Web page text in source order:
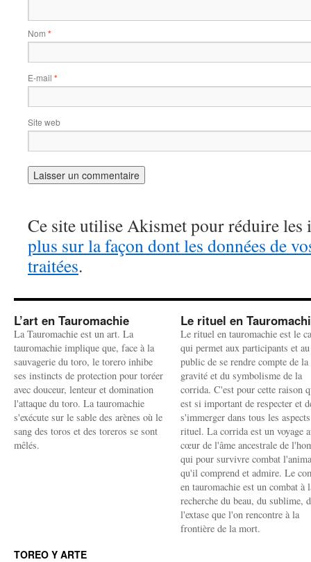
Nom *
E-mail *
Site web
Ce site utilise Akismet pour réduire les
plus sur la façon dont les données de
traitées.
L’art en Tauromachie
La Tauromachie est un art. La
tauromachie implique que, face à la
sauvagerie du toro, le torero inhibe
ses instincts de protection pour toréer
avec douceur, lenteur et domination
l'attaque du toro. La tauromachie
s'exécute sur le sable des arènes où le
sang des toros et des toreros se sont
mêlés.
Le rituel en
Le rituel en tauromachie est le
qui permet aux participants et au
public de se rendre compte de la
gravité et du symbolisme de la
corrida. C'est pour cette raison
est si important de respecter et
s'immerger dans tous les
rituel. La corrida est un voyage
cœur de l'âme ancestrale de
qui pour survivre combat
qu'il comprend et admire. Le
en tauromachie est un combat à
recherche du beau, du sublime,
l'extase que l'on rencontre à la
frontière de la mort.
TOREO Y ARTE